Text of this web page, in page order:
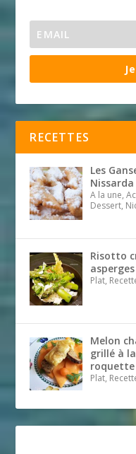
RECETTES
Les
Nissarda
A la une,
Dessert,
Risotto
Plat,
Melon
grillé à
roquette
Plat,